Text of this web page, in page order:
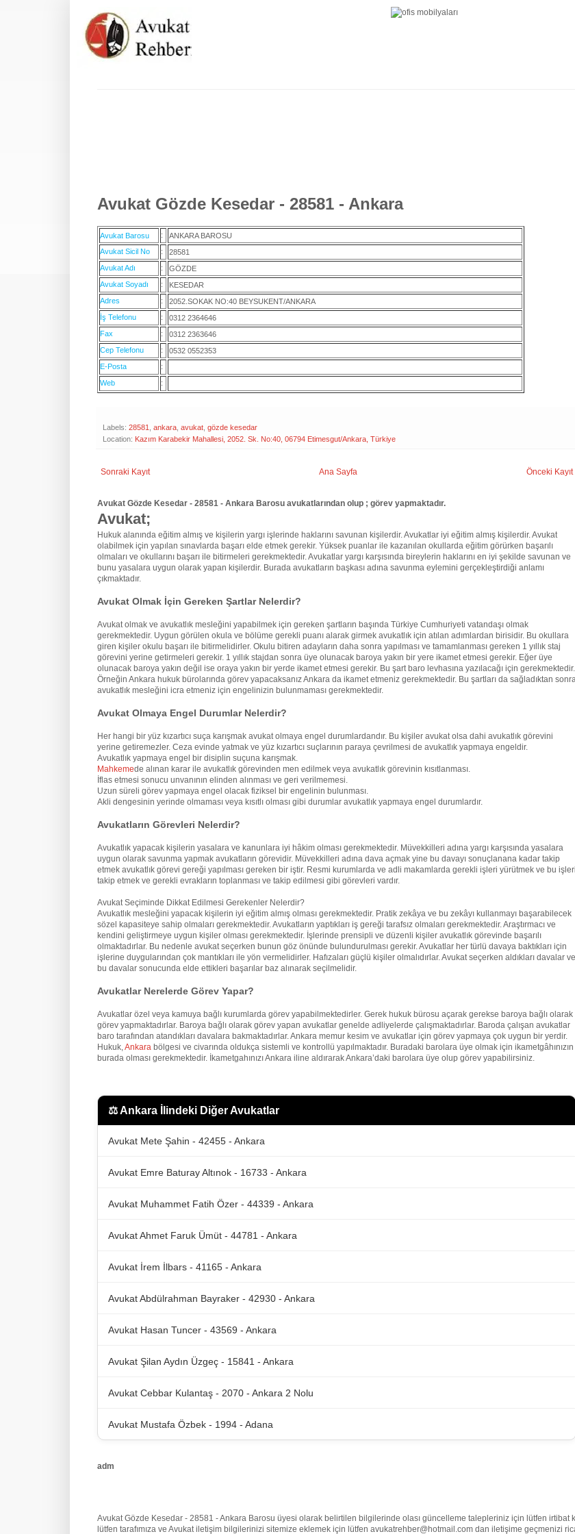
Avukat Gözde Kesedar - 28581 - Ankara
Avukat Barosu :
ANKARA BAROSU
Avukat Sicil No
:
28581
Avukat Adı
:
GÖZDE
Avukat Soyadı
:
KESEDAR
Adres
:
2052.SOKAK NO:40 BEYSUKENT/ANKARA
İş Telefonu
:
0312 2364646
Fax
:
0312 2363646
Cep Telefonu
:
0532 0552353
E-Posta
:
Web
:
Labels: 28581 ankara avukat gözde kesedar
Location: Kazım Karabekir Mahallesi, 2052. Sk. No:40, 06794 Etimesgut/Ankara, Türkiye
Sonraki Kayıt Önceki Kayıt
Ana Sayfa
Avukat Gözde Kesedar - 28581 - Ankara Barosu avukatlarından olup ; görev yapmaktadır.
Avukat;
Hukuk alanında eğitim almış ve kişilerin yargı işlerinde haklarını savunan kişilerdir. Avukatlar iyi eğitim almış kişilerdir. Avukat
olabilmek için yapılan sınavlarda başarı elde etmek gerekir. Yüksek puanlar ile kazanılan okullarda eğitim görürken başarılı
olmaları ve okullarını başarı ile bitirmeleri gerekmektedir. Avukatlar yargı karşısında bireylerin haklarını en iyi şekilde savunan ve
bunu yasalara uygun olarak yapan kişilerdir. Burada avukatların başkası adına savunma eylemini gerçekleştirdiği anlamı
çıkmaktadır.
Avukat Olmak İçin Gereken Şartlar Nelerdir?
Avukat olmak ve avukatlık mesleğini yapabilmek için gereken şartların başında Türkiye Cumhuriyeti vatandaşı olmak
gerekmektedir. Uygun görülen okula ve bölüme gerekli puanı alarak girmek avukatlık için atılan adımlardan birisidir. Bu okullara
giren kişiler okulu başarı ile bitirmelidirler. Okulu bitiren adayların daha sonra yapılması ve tamamlanması gereken 1 yıllık staj
görevini yerine getirmeleri gerekir. 1 yıllık stajdan sonra üye olunacak baroya yakın bir yere ikamet etmesi gerekir. Eğer üye
olunacak baroya yakın değil ise oraya yakın bir yerde ikamet etmesi gerekir. Bu şart baro levhasına yazılacağı için gerekmektedir.
Örneğin Ankara hukuk bürolarında görev yapacaksanız Ankara da ikamet etmeniz gerekmektedir. Bu şartları da sağladıktan
avukatlık mesleğini icra etmeniz için engelinizin bulunmaması gerekmektedir.
Avukat Olmaya Engel Durumlar Nelerdir?
Her hangi bir yüz kızartıcı suça karışmak avukat olmaya engel durumlardandır. Bu kişiler avukat olsa dahi avukatlık görevini
yerine getiremezler. Ceza evinde yatmak ve yüz kızartıcı suçlarının paraya çevrilmesi de avukatlık yapmaya engeldir.
Avukatlık yapmaya engel bir disiplin suçuna karışmak.
Mahkemede alınan karar ile avukatlık görevinden men edilmek veya avukatlık görevinin kısıtlanması.
İflas etmesi sonucu unvanının elinden alınması ve geri verilmemesi.
Uzun süreli görev yapmaya engel olacak fiziksel bir engelinin bulunması.
Akli dengesinin yerinde olmaması veya kısıtlı olması gibi durumlar avukatlık yapmaya engel durumlardır.
Avukatların Görevleri Nelerdir?
Avukatlık yapacak kişilerin yasalara ve kanunlara iyi hâkim olması gerekmektedir. Müvekkilleri adına yargı karşısında yasalara
uygun olarak savunma yapmak avukatların görevidir. Müvekkilleri adına dava açmak yine bu davayı sonuçlanana kadar takip
etmek avukatlık görevi gereği yapılması gereken bir iştir. Resmi kurumlarda ve adli makamlarda gerekli işleri yürütmek ve bu işleri
takip etmek ve gerekli evrakların toplanması ve takip edilmesi gibi görevleri vardır.
Avukat Seçiminde Dikkat Edilmesi Gerekenler Nelerdir?
Avukatlık mesleğini yapacak kişilerin iyi eğitim almış olması gerekmektedir. Pratik zekâya ve bu zekâyı kullanmayı başarabilecek
sözel kapasiteye sahip olmaları gerekmektedir. Avukatların yaptıkları iş gereği tarafsız olmaları gerekmektedir. Araştırmacı ve
kendini geliştirmeye uygun kişiler olması gerekmektedir. İşlerinde prensipli ve düzenli kişiler avukatlık görevinde başarılı
olmaktadırlar. Bu nedenle avukat seçerken bunun göz önünde bulundurulması gerekir. Avukatlar her türlü davaya baktıkları için
işlerine duygularından çok mantıkları ile yön vermelidirler. Hafızaları güçlü kişiler olmalıdırlar. Avukat seçerken aldıkları davalar ve
bu davalar sonucunda elde ettikleri başarılar baz alınarak seçilmelidir.
Avukatlar Nerelerde Görev Yapar?
Avukatlar özel veya kamuya bağlı kurumlarda görev yapabilmektedirler. Gerek hukuk bürosu açarak gerekse baroya bağlı olarak
görev yapmaktadırlar. Baroya bağlı olarak görev yapan avukatlar genelde adliyelerde çalışmaktadırlar. Baroda çalışan avukatlar
baro tarafından atandıkları davalara bakmaktadırlar. Ankara memur kesim ve avukatlar için görev yapmaya çok uygun bir yerdir.
Hukuk,Ankara bölgesi ve civarında oldukça sistemli ve kontrollü yapılmaktadır. Buradaki barolara üye olmak için ikametgâhınızın
burada olması gerekmektedir. İkametgahınızı Ankara iline aldırarak Ankara’daki barolara üye olup görev yapabilirsiniz.
⚖️Ankara İlindeki Diğer Avukatlar
Avukat Mete Şahin - 42455 - Ankara
Avukat Emre Baturay Altınok - 16733 - Ankara
Avukat Muhammet Fatih Özer - 44339 - Ankara
Avukat Ahmet Faruk Ümüt - 44781 - Ankara
Avukat İrem İlbars - 41165 - Ankara
Avukat Abdülrahman Bayraker - 42930 - Ankara
Avukat Hasan Tuncer - 43569 - Ankara
Avukat Şilan Aydın Üzgeç - 15841 - Ankara
Avukat Cebbar Kulantaş - 2070 - Ankara 2 Nolu
Avukat Mustafa Özbek - 1994 - Adana
adm
Avukat Gözde Kesedar - 28581 - Ankara Barosu üyesi olarak belirtilen bilgilerinde olası güncelleme talepleriniz için lütfen irtibat
lütfen tarafımıza ve Avukat iletişim bilgilerinizi sitemize eklemek için lütfen avukatrehber@hotmail.com dan iletişime geçmenizi